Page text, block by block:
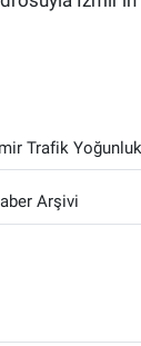
Trafik
Arşivi